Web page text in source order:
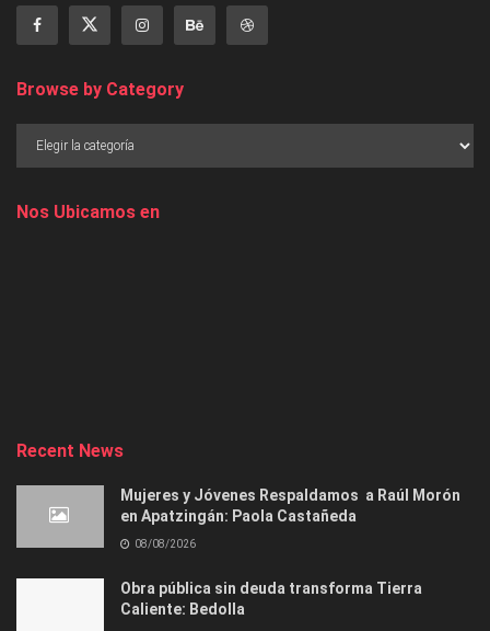
Browse by Category
Nos Ubicamos en
Recent News
Mujeres y Jóvenes Respaldamos a Raúl Morón
en Apatzingán: Paola Castañeda
08/08/2026
Obra pública sin deuda transforma Tierra
Caliente: Bedolla